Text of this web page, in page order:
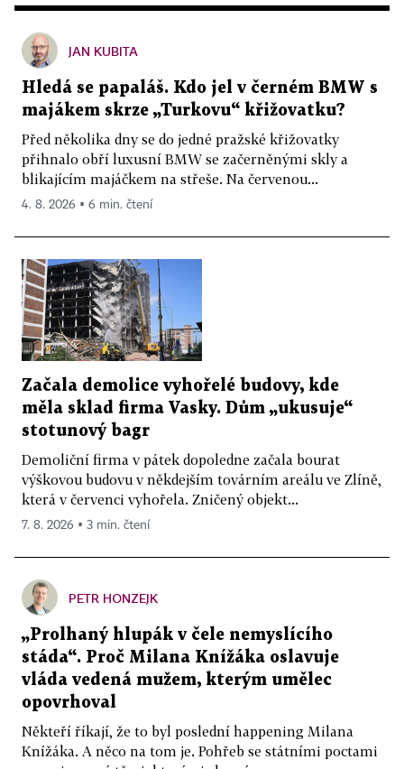
JAN KUBITA
Hledá se papaláš. Kdo jel v černém BMW s
majákem skrze „Turkovu“ křižovatku?
Před několika dny se do jedné pražské křižovatky
přihnalo obří luxusní BMW se začerněnými skly a
blikajícím majáčkem na střeše. Na červenou...
4. 8. 2026 ▪ 6 min. čtení
Začala demolice vyhořelé budovy, kde
měla sklad firma Vasky. Dům „ukusuje“
stotunový bagr
Demoliční firma v pátek dopoledne začala bourat
výškovou budovu v někdejším továrním areálu ve Zlíně,
která v červenci vyhořela. Zničený objekt...
7. 8. 2026 ▪ 3 min. čtení
PETR HONZEJK
„Prolhaný hlupák v čele nemyslícího
stáda“. Proč Milana Knížáka oslavuje
vláda vedená mužem, kterým umělec
opovrhoval
Někteří říkají, že to byl poslední happening Milana
Knížáka. A něco na tom je. Pohřeb se státními poctami